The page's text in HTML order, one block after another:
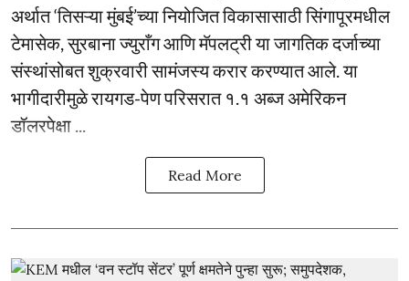
अर्थात ‘तिसऱ्या मुंबई’च्या नियोजित विकासासाठी सिंगापूरमधील
टेमासेक, सुरबाना ज्युराँग आणि मॅपलट्री या जागतिक दर्जाच्या
संस्थांसोबत शुक्रवारी सामंजस्य करार करण्यात आले. या
भागीदारीमुळे रायगड-पेण परिसरात १.१ अब्ज अमेरिकन
डॉलरपेक्षा ...
Read More